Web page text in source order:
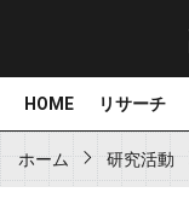
HOME リサーチ
ホーム 研究活動